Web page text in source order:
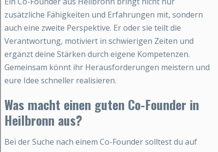
zusätzliche Fähigkeiten und Erfahrungen mit, sondern
auch eine zweite Perspektive. Er oder sie teilt die
Verantwortung, motiviert in schwierigen Zeiten und
ergänzt deine Stärken durch eigene Kompetenzen.
Gemeinsam könnt ihr Herausforderungen meistern und
eure Idee schneller realisieren.
Was macht einen guten Co-Founder in
Heilbronn aus?
Bei der Suche nach einem Co-Founder solltest du auf